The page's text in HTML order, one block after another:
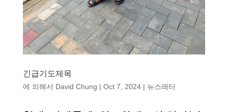
긴급기도제목
에 의해서 David Chung | Oct 7, 2024| 뉴스레터